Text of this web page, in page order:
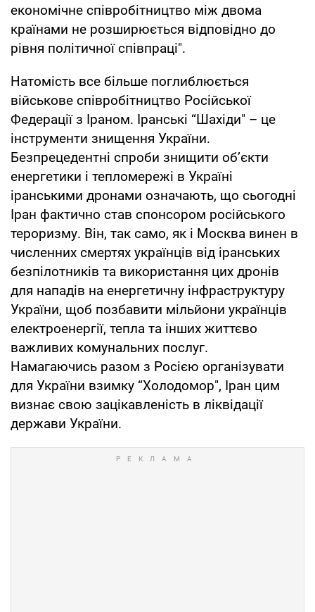
економічне співробітництво між двома
країнами не розширюється відповідно до
рівня політичної співпраці".
Натомість все більше поглиблюється
військове співробітництво Російської
Федерації з Іраном. Іранські “Шахіди" – це
інструменти знищення України.
Безпрецедентні спроби знищити об’єкти
енергетики і тепломережі в Україні
іранськими дронами означають, що сьогодні
Іран фактично став спонсором російського
тероризму. Він, так само, як і Москва винен в
численних смертях українців від іранських
безпілотників та використання цих дронів
для нападів на енергетичну інфраструктуру
України, щоб позбавити мільйони українців
електроенергії, тепла та інших життєво
важливих комунальних послуг.
Намагаючись разом з Росією організувати
для України взимку “Холодомор", Іран цим
визнає свою зацікавленість в ліквідації
держави України.